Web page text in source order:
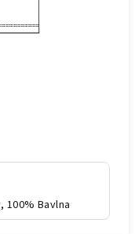
100% Bavlna